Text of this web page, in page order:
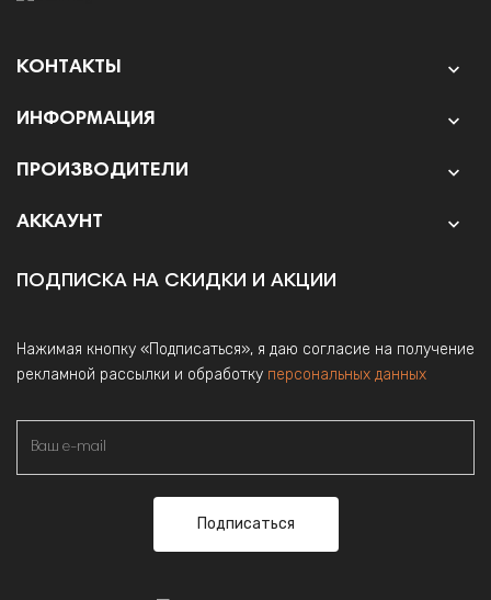
КОНТАКТЫ 
ИНФОРМАЦИЯ 
ПРОИЗВОДИТЕЛИ 
АККАУНТ 
ПОДПИСКА НА СКИДКИ И АКЦИИ
Нажимая кнопку «Подписаться», я даю согласие на получение
рекламной рассылки и обработку персональных данных
Подписаться